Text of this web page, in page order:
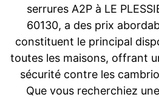
serrures A2P à LE
60130, a des prix
constituent le principal
toutes les maisons, offrant
sécurité contre les
Que vous recherchiez